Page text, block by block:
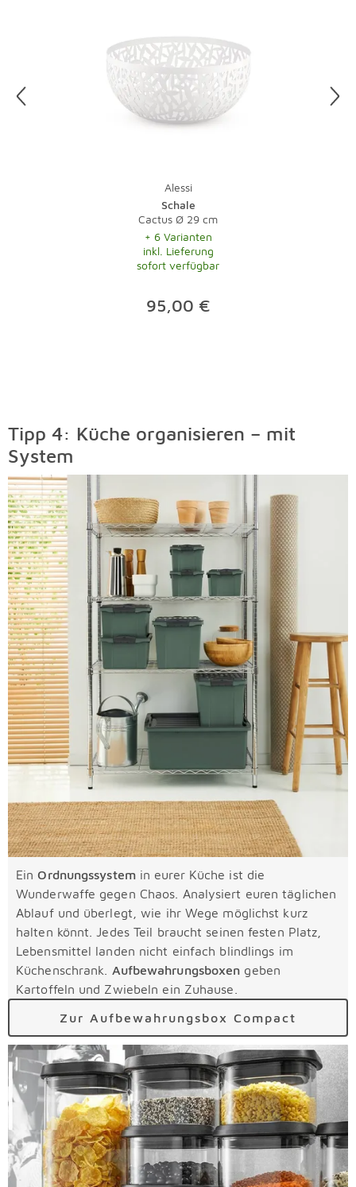
Alessi
Schale
Cactus Ø 29 cm
+ 6 Varianten
inkl. Lieferung
sofort verfügbar
95,00 €
Tipp 4: Küche organisieren – mit
System
Ein Ordnungssystemin eurer Küche ist die
Wunderwaffe gegen Chaos. Analysiert euren täglichen
Ablauf und überlegt, wie ihr Wege möglichst kurz
halten könnt. Jedes Teil braucht seinen festen Platz,
Lebensmittel landen nicht einfach blindlings im
Küchenschrank. Aufbewahrungsboxen geben
Kartoffeln und Zwiebeln ein Zuhause.
Zur Aufbewahrungsbox Compact